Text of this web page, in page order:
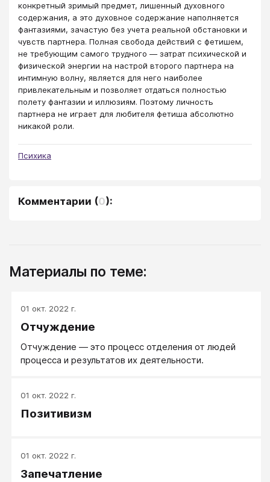
конкретный зримый предмет, лишенный духовного
содержания, а это духовное содержание наполняется
фантазиями, зачастую без учета реальной обстановки и
чувств партнера. Полная свобода действий с фетишем,
не требующим самого трудного ― затрат психической и
физической энергии на настрой второго партнера на
интимную волну, является для него наиболее
привлекательным и позволяет отдаться полностью
полету фантазии и иллюзиям. Поэтому личность
партнера не играет для любителя фетиша абсолютно
никакой роли.
Психика
Комментарии (0):
Материалы по теме:
01 окт. 2022 г.
Отчуждение
Отчуждение — это процесс отделения от людей
процесса и результатов их деятельности.
01 окт. 2022 г.
Позитивизм
01 окт. 2022 г.
Запечатление